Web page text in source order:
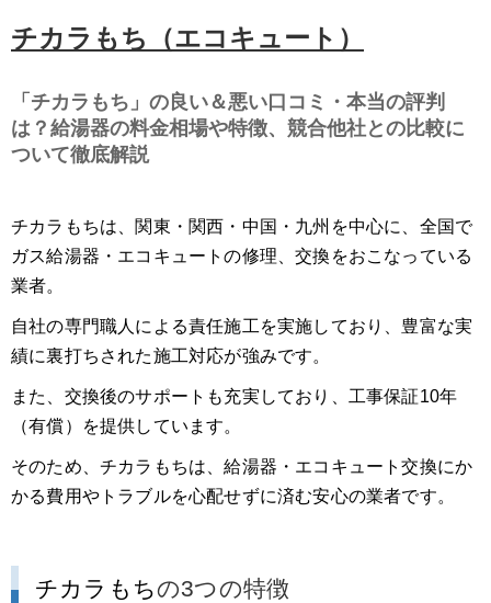
チカラもち（エコキュート）
「チカラもち」の良い＆悪い口コミ・本当の評判
は？給湯器の料金相場や特徴、競合他社との比較に
ついて徹底解説
チカラもちは、関東・関西・中国・九州を中心に、全国で
ガス給湯器・エコキュートの修理、交換をおこなっている
業者。
自社の専門職人による責任施工を実施しており、豊富な実
績に裏打ちされた施工対応が強みです。
また、交換後のサポートも充実しており、工事保証10年
（有償）を提供しています。
そのため、チカラもちは、給湯器・エコキュート交換にか
かる費用やトラブルを心配せずに済む安心の業者です。
チカラもちの3つの特徴